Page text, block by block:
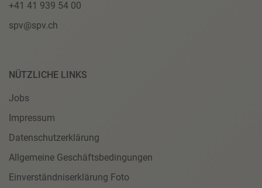
+41 41 939 54 00
spv@spv.ch
NÜTZLICHE LINKS
Jobs
Impressum
Datenschutzerklärung
Allgemeine Geschäftsbedingungen
Einverständniserklärung Foto